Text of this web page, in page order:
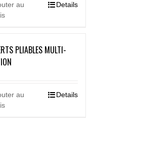
au
Details
PLIABLES MULTI-
au
Details